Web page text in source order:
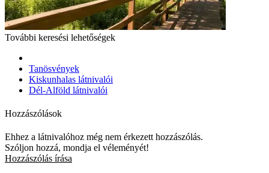
További keresési lehetőségek
Tanösvények
Kiskunhalas látnivalói
Dél-Alföld látnivalói
Hozzászólások
Ehhez a látnivalóhoz még nem érkezett hozzászólás.
Szóljon hozzá, mondja el véleményét!
Hozzászólás írása